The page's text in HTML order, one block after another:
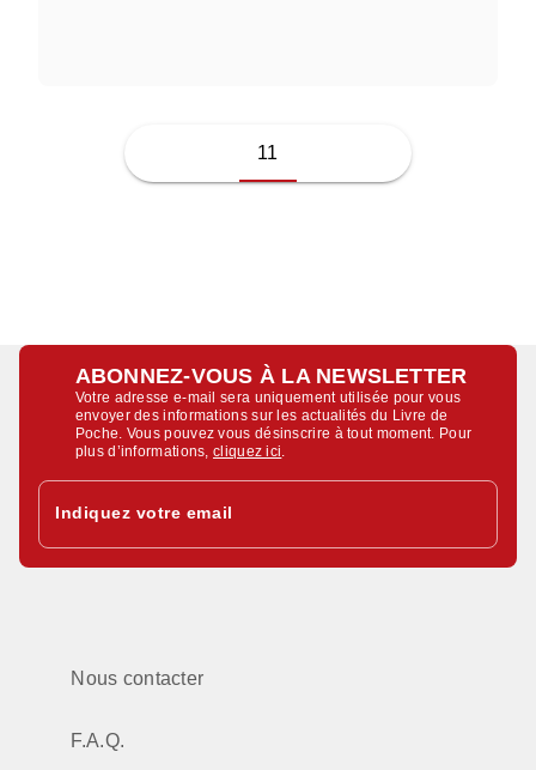
11
ABONNEZ-VOUS À LA NEWSLETTER
Votre adresse e-mail sera uniquement utilisée pour vous
envoyer des informations sur les actualités du Livre de
Poche. Vous pouvez vous désinscrire à tout moment. Pour
plus d’informations,cliquez ici
Indiquez votre email
Nous contacter
F.A.Q.